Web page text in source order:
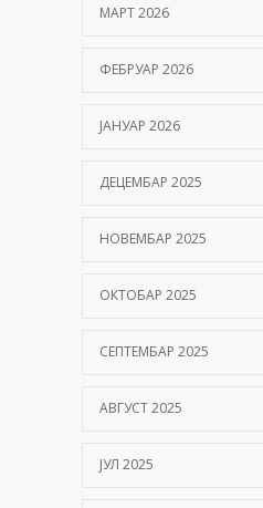
javiti hematologu
МАРТ 2026
ФЕБРУАР 2026
ЈАНУАР 2026
ДЕЦЕМБАР 2025
НОВЕМБАР 2025
ОКТОБАР 2025
СЕПТЕМБАР 2025
АВГУСТ 2025
ЈУЛ 2025